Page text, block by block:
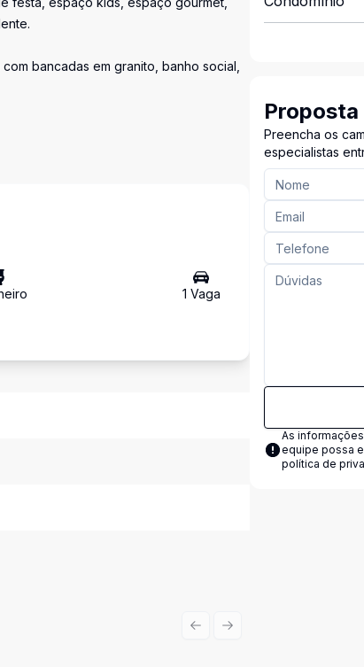
bancadas em granito, banho social,
1 Vaga
Previous slide
Next slide
Proposta
Preencha os
especialistas
As
equipe possa
política de